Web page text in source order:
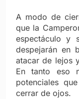
A modo de
que la
espectáculo y
despejarán en
atacar de lejos
En tanto eso
potenciales
cerrar de ojos.